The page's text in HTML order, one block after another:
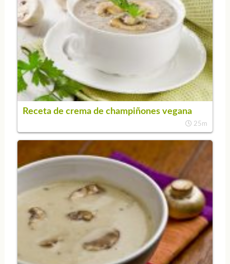
Receta de crema de champiñones vegana
25m